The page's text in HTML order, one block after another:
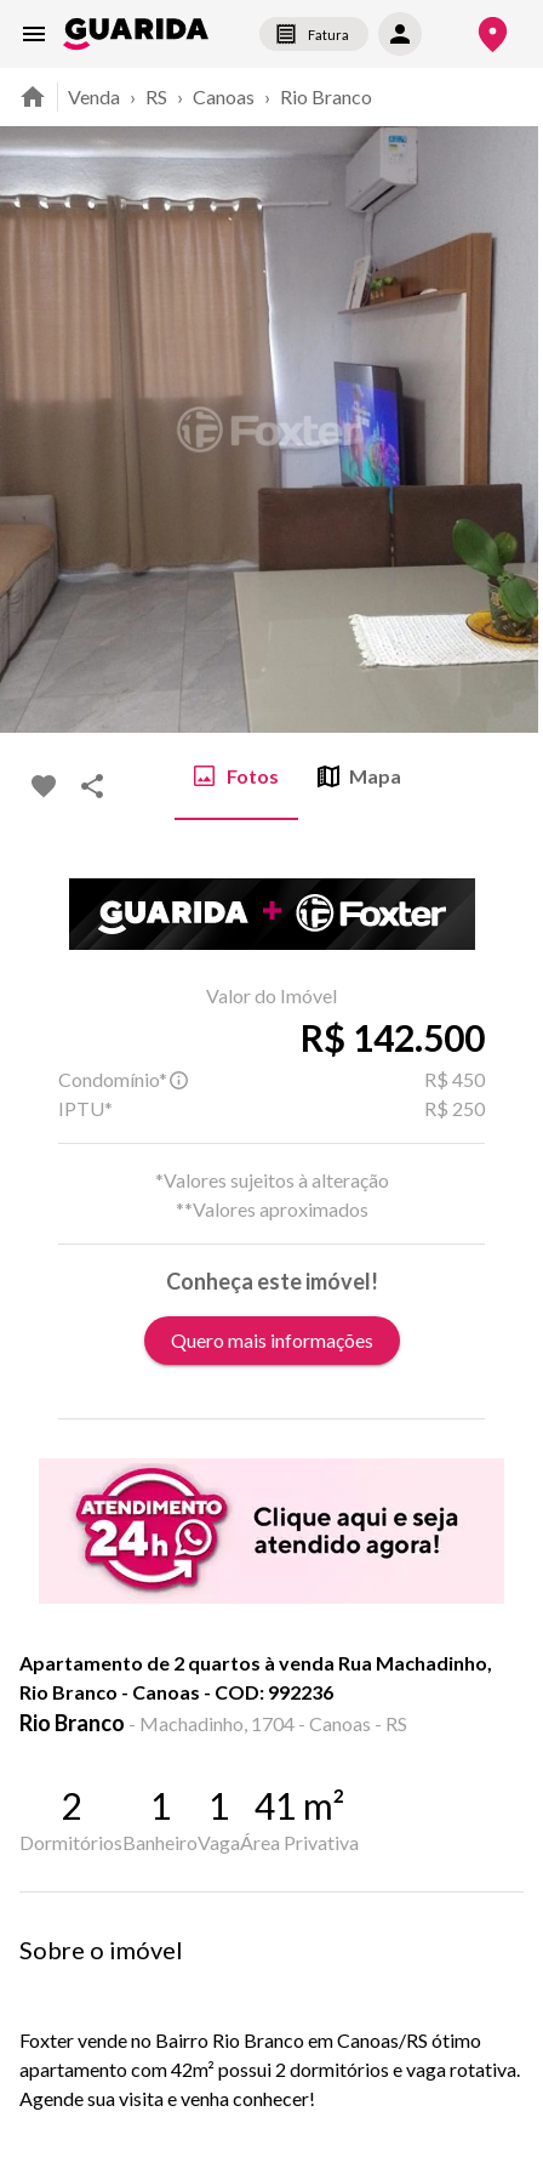
Fatura
Venda › RS › Canoas › Rio Branco
Fotos Mapa
Valor do Imóvel
R$ 142.500
Condomínio*
R$ 450
IPTU*
R$ 250
*Valores sujeitos à alteração
**Valores aproximados
Conheça este imóvel!
Quero mais informações
Apartamento de 2 quartos à venda Rua Machadinho,
Rio Branco - Canoas - COD: 992236
Rio Branco - Machadinho, 1704 - Canoas - RS
2
Dormitórios
1
Banheiro
1
Vaga
41 m²
Área Privativa
Sobre o imóvel
Foxter vende no Bairro Rio Branco em Canoas/RS ótimo
apartamento com 42m² possui 2 dormitórios e vaga rotativa.
Agende sua visita e venha conhecer!